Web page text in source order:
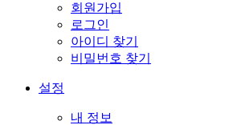
회원가입
로그인
아이디 찾기
비밀번호 찾기
설정
내 정보